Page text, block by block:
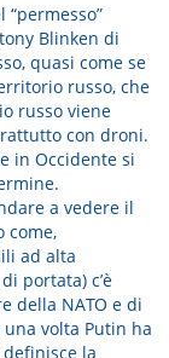
Blinken di
quasi come se
russo, che
russo viene
con droni.
in Occidente si
a vedere il
come,
ad alta
portata) c’è
della NATO e di
volta Putin ha
la